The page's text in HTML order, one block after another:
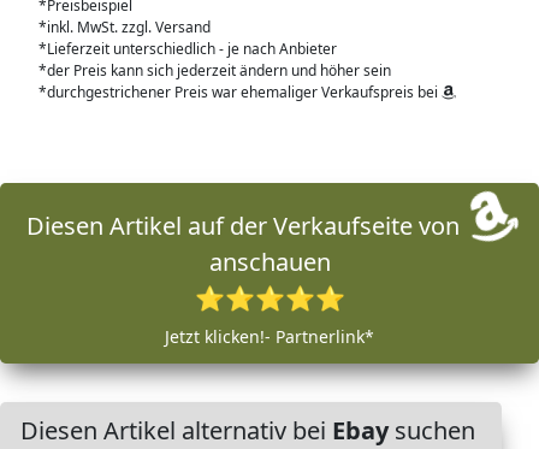
*Preisbeispiel
*inkl. MwSt. zzgl. Versand
*Lieferzeit unterschiedlich - je nach Anbieter
*der Preis kann sich jederzeit ändern und höher sein
*durchgestrichener Preis war ehemaliger Verkaufspreis bei
Diesen Artikel auf der Verkaufseite von
anschauen
⭐⭐⭐⭐⭐
Jetzt klicken!- Partnerlink*
Diesen Artikel alternativ bei Ebaysuchen